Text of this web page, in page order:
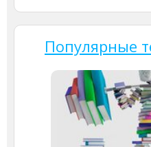
Популярные